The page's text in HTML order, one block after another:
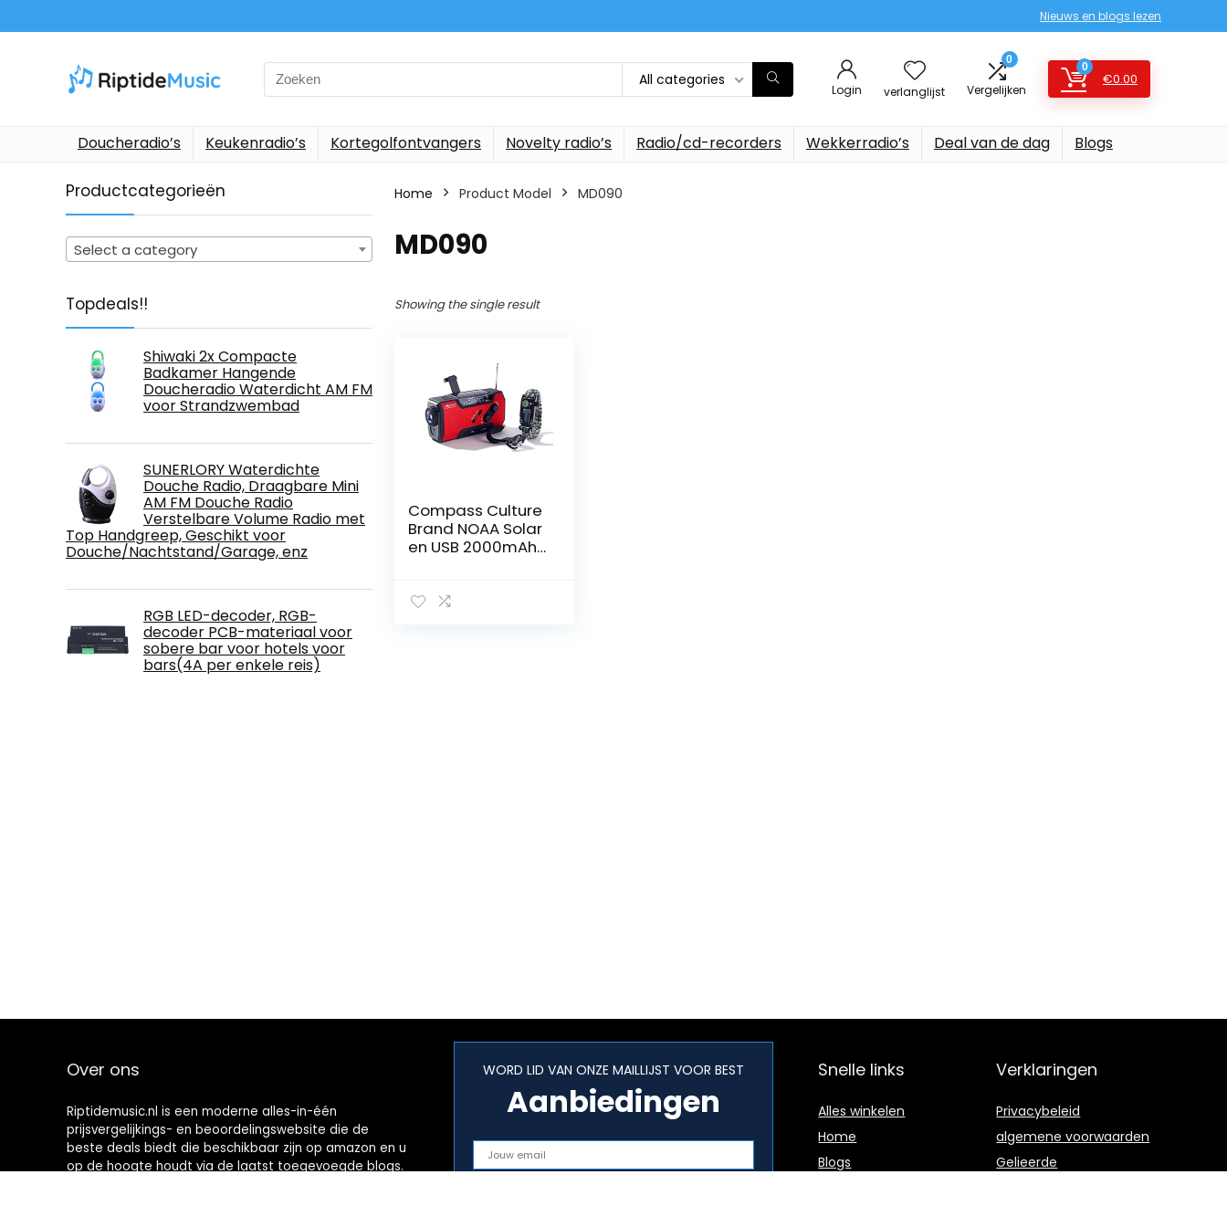
Nieuws en blogs lezen
Search
for:
All categories
Login verlanglijst
0
Vergelijken
0
€0.00
Doucheradio’s Keukenradio’s Kortegolfontvangers Novelty radio’s Radio/cd-recorders Wekkerradio’s Deal van de dag Blogs
Productcategorieën
Select a category
Topdeals!!
Shiwaki 2x Compacte
Badkamer Hangende
Doucheradio Waterdicht AM FM
voor Strandzwembad
SUNERLORY Waterdichte
Douche Radio, Draagbare Mini
AM FM Douche Radio
Verstelbare Volume Radio met
Top Handgreep, Geschikt voor
Douche/Nachtstand/Garage, enz
RGB LED-decoder, RGB-
decoder PCB-materiaal voor
sobere bar voor hotels voor
bars(4A per enkele reis)
Home Product Model ‎MD090
‎MD090
Showing the single result
Compass Culture
Brand NOAA Solar
en USB 2000mAh
telefoonoplader
Over ons
Riptidemusic.nl is een moderne alles-in-één
prijsvergelijkings- en beoordelingswebsite die de
beste deals biedt die beschikbaar zijn op amazon en u
op de hoogte houdt via de laatst toegevoegde blogs.
WORD LID VAN ONZE MAILLIJST VOOR BEST
Aanbiedingen
Snelle links
Alles winkelen
Home
Blogs
Verklaringen
Privacybeleid
algemene voorwaarden
Gelieerde